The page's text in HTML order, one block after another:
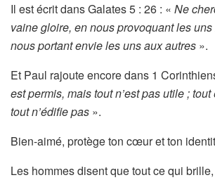
Il est écrit dans Galates 5 : 26 : « Ne
vaine gloire, en nous provoquant les
nous portant envie les uns aux autres ».
Et Paul rajoute encore dans 1
est permis, mais tout n’est pas utile ;
tout n’édifie pas ».
Bien-aimé, protège ton cœur et ton
Les hommes disent que tout ce qui brille,